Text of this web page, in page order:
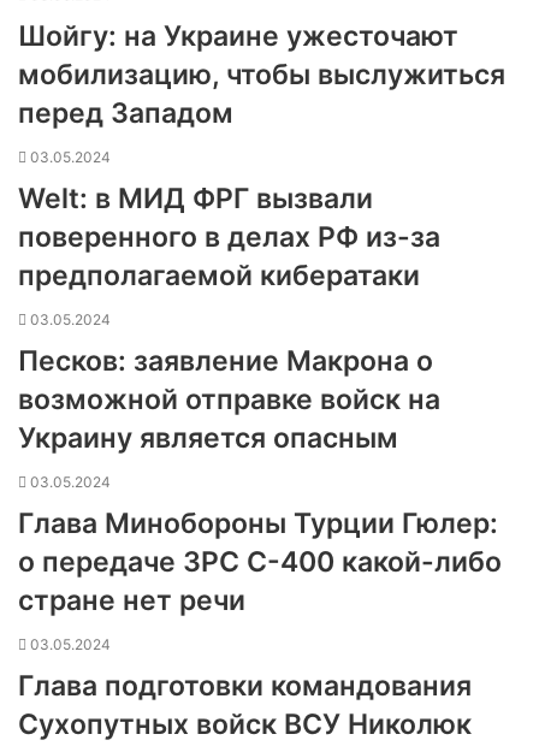
Шойгу: на Украине ужесточают
мобилизацию, чтобы выслужиться
перед Западом
03.05.2024
Welt: в МИД ФРГ вызвали
поверенного в делах РФ из-за
предполагаемой кибератаки
03.05.2024
Песков: заявление Макрона о
возможной отправке войск на
Украину является опасным
03.05.2024
Глава Минобороны Турции Гюлер:
о передаче ЗРС С-400 какой-либо
стране нет речи
03.05.2024
Глава подготовки командования
Сухопутных войск ВСУ Николюк